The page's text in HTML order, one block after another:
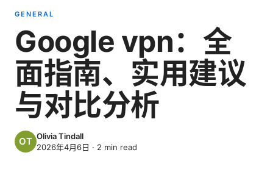
GENERAL
Google vpn：全
面指南、实用建议
与对比分析
Olivia Tindall
2026年4月6日 · 2 min read